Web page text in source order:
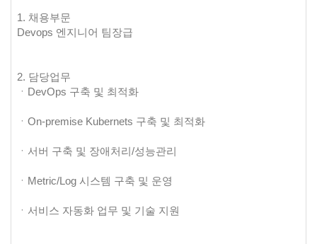
1. 채용부문
Devops 엔지니어 팀장급
2. 담당업무
ㆍDevOps 구축 및 최적화
ㆍOn-premise Kubernets 구축 및 최적화
ㆍ서버 구축 및 장애처리/성능관리
ㆍMetric/Log 시스템 구축 및 운영
ㆍ서비스 자동화 업무 및 기술 지원